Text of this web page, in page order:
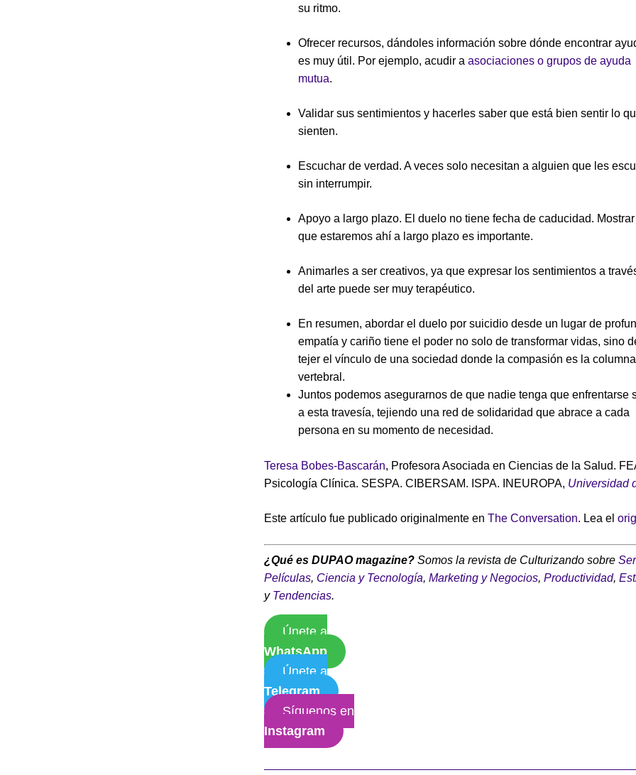
su ritmo.
Ofrecer recursos, dándoles información sobre dónde encontrar
es muy útil. Por ejemplo, acudir a asociaciones o grupos de ayuda
mutua.
Validar sus sentimientos y hacerles saber que está bien sentir lo
sienten.
Escuchar de verdad. A veces solo necesitan a alguien que les
sin interrumpir.
Apoyo a largo plazo. El duelo no tiene fecha de caducidad. Mostrar
que estaremos ahí a largo plazo es importante.
Animarles a ser creativos, ya que expresar los sentimientos a
del arte puede ser muy terapéutico.
En resumen, abordar el duelo por suicidio desde un lugar de
empatía y cariño tiene el poder no solo de transformar vidas, sino
tejer el vínculo de una sociedad donde la compasión es la columna
vertebral.
Juntos podemos asegurarnos de que nadie tenga que enfrentarse
a esta travesía, tejiendo una red de solidaridad que abrace a cada
persona en su momento de necesidad.
Teresa Bobes-Bascarán, Profesora Asociada en Ciencias de la Salud.
Psicología Clínica. SESPA. CIBERSAM. ISPA. INEUROPA, Universidad
Este artículo fue publicado originalmente en The Conversation. Lea el
¿Qué es DUPAO magazine? Somos la revista de Culturizando sobre
Películas, Ciencia y Tecnología, Marketing y Negocios, Productividad,
y Tendencias.
Únete a
WhatsApp
Únete a
Telegram
Síguenos en
Instagram